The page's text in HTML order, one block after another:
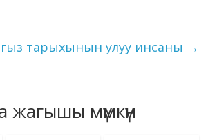
ki
тарыхынын улуу инсаны →
жагышы мүмкүн